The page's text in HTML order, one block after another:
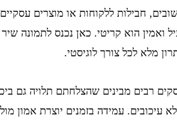
חבילות ללקוחות או מוצרים עסקיים,
הוא קריטי. כאן נכנס לתמונה שיר
לכל צורך לוגיסטי.
מבינים שהצלחתם תלויה גם ביכולת
עמידה בזמנים יוצרת אמון מול